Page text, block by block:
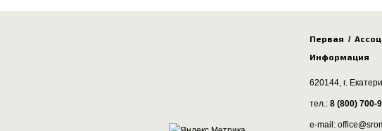
Первая /
Информация
620144, г.
тел.: 8 (800) 700-
e-mail: